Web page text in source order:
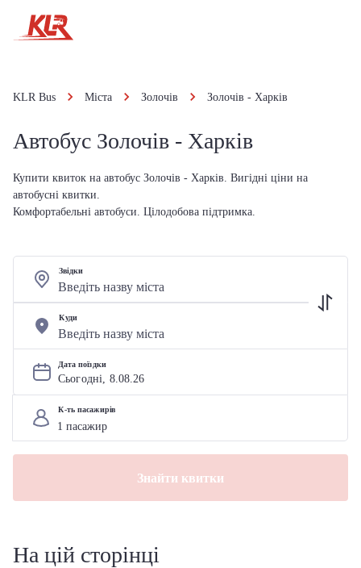
KLR Bus Міста Золочів Золочів - Харків
Автобус Золочів - Харків
Купити квиток на автобус Золочів - Харків. Вигідні ціни на
автобусні квитки.
Комфортабельні автобуси. Цілодобова підтримка.
Звідки
Куди
Дата поїздки
Сьогодні, 8.08.26
К-ть пасажирів
Знайти квитки
На цій сторінці